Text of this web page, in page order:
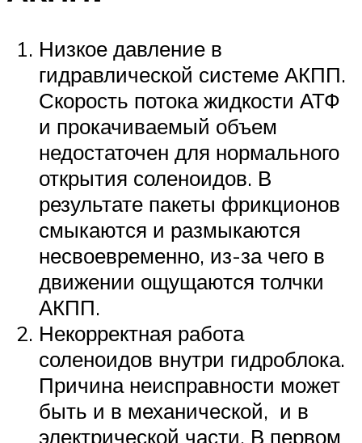
Низкое давление в
гидравлической системе АКПП.
Скорость потока жидкости АТФ
и прокачиваемый объем
недостаточен для нормального
открытия соленоидов. В
результате пакеты фрикционов
смыкаются и размыкаются
несвоевременно, из-за чего в
движении ощущаются толчки
АКПП.
Некорректная работа
соленоидов внутри гидроблока.
Причина неисправности может
быть и в механической, и в
электрической части. В первом